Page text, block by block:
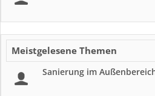
Meistgelesene Themen
Sanierung im